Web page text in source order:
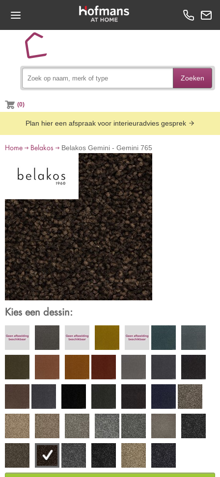
Zoeken
(0)
Plan hier een afspraak voor interieuradvies gesprek
Home Belakos Belakos Gemini - Gemini 765
Kies een dessin: